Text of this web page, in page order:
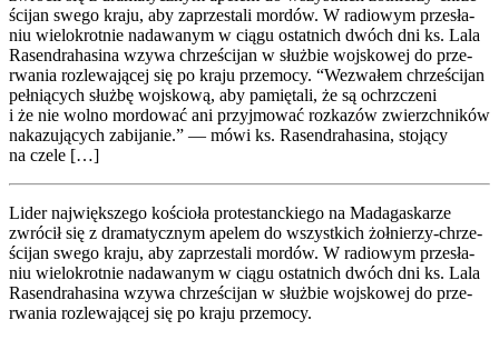
ści­­jan swe­go kra­ju, aby zaprze­sta­li mor­dów. W radio­wym prze­sła­
niu wie­lo­krot­nie nada­wa­nym w cią­gu ostat­nich dwóch dni ks. Lala
Rasen­dra­ha­si­na wzy­wa chrze­ści­jan w służ­bie woj­sko­wej do prze­
rwa­nia roz­le­wa­ją­cej się po kra­ju prze­mo­cy. “Wezwa­łem chrze­ści­jan
peł­nią­cych służ­bę woj­sko­wą, aby pamię­ta­li, że są ochrzcze­ni
i że nie wol­no mor­do­wać ani przyj­mo­wać roz­ka­zów zwierzch­ni­ków
naka­zu­ją­cych zabi­ja­nie.” — mówi ks. Rasen­dra­ha­si­na, sto­ją­cy
na cze­le […]
Lider naj­więk­sze­go kościo­ła pro­te­stanc­kie­go na Mada­ga­ska­rze
zwró­cił się z dra­ma­tycz­nym ape­lem do wszyst­kich żoł­nie­rzy-chrze­
ści­jan swe­go kra­ju, aby zaprze­sta­li mor­dów. W radio­wym prze­sła­
niu wie­lo­krot­nie nada­wa­nym w cią­gu ostat­nich dwóch dni ks. Lala
Rasen­dra­ha­si­na wzy­wa chrze­ści­jan w służ­bie woj­sko­wej do prze­
rwa­nia roz­le­wa­ją­cej się po kra­ju prze­mo­cy.